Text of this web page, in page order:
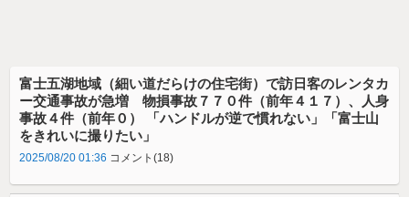
富士五湖地域（細い道だらけの住宅街）で訪日客のレンタカ
ー交通事故が急増 物損事故７７０件（前年４１７）、人身
事故４件（前年０） 「ハンドルが逆で慣れない」「富士山
をきれいに撮りたい」
2025/08/20 01:36 コメント(18)